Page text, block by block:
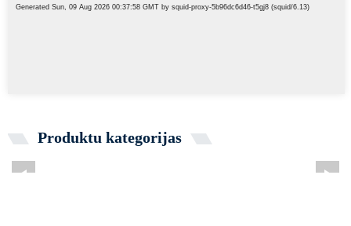
Produktu kategorijas